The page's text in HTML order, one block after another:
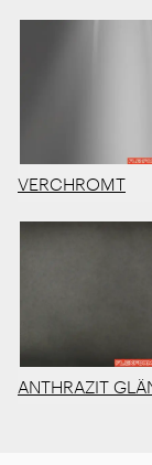
VERCHROMT
ANTHRAZIT